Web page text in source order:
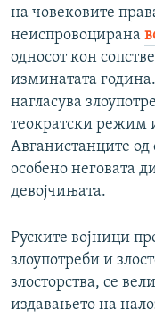
на човековите
неиспровоцирана
односот кон
изминатата
нагласува
теократски режим
Авганистанците
особено неговата
девојчињата.
Руските војници
злоупотреби и
злосторства, се
издавањето на